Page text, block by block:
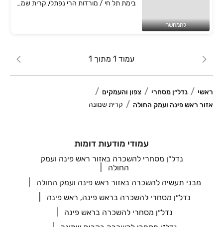
להמחשה
בימת תל חי / מורדות הרי נפתלי, קרית שמונה
עמוד 1 מתוך 1
ראשי נדל״ן מסחרי
צפון והעמקים
אזור ראש פינה ועמק החולה
קרית שמונה
עמודי מודעות דומות
נדל״ן מסחרי להשכרה באזור ראש פינה ועמק
החולה
מבני תעשיה להשכרה באזור ראש פינה ועמק החולה
נדל״ן מסחרי להשכרה בראש פינה, ראש פינה
נדל״ן מסחרי להשכרה בראש פינה